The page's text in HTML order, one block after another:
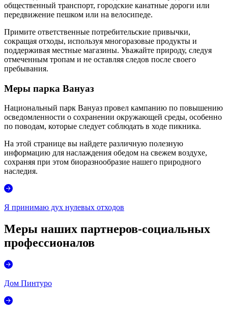
общественный транспорт, городские канатные дороги или
передвижение пешком или на велосипеде.
Примите ответственные потребительские привычки,
сокращая отходы, используя многоразовые продукты и
поддерживая местные магазины. Уважайте природу, следуя
отмеченным тропам и не оставляя следов после своего
пребывания.
Меры парка Вануаз
Национальный парк Вануаз провел кампанию по повышению
осведомленности о сохранении окружающей среды, особенно
по поводам, которые следует соблюдать в ходе пикника.
На этой странице вы найдете различную полезную
информацию для наслаждения обедом на свежем воздухе,
сохраняя при этом биоразнообразие нашего природного
наследия.
Я принимаю дух нулевых отходов
Меры наших партнеров-социальных
профессионалов
Дом Пинтуро